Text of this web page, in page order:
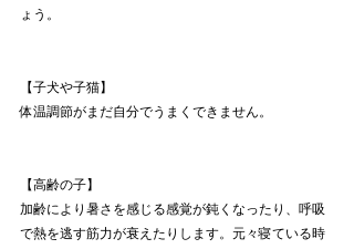
ょう。
【子犬や子猫】
体温調節がまだ自分でうまくできません。
【高齢の子】
加齢により暑さを感じる感覚が鈍くなったり、呼吸
で熱を逃す筋力が衰えたりします。元々寝ている時